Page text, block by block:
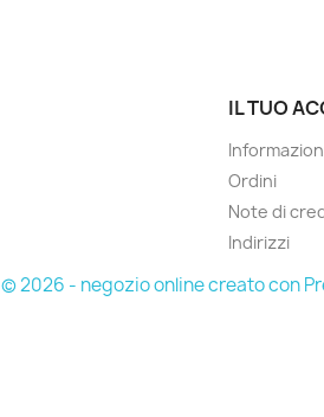
IL TUO
Ordini
Note di
Indirizzi
© 2026 - negozio online creato con